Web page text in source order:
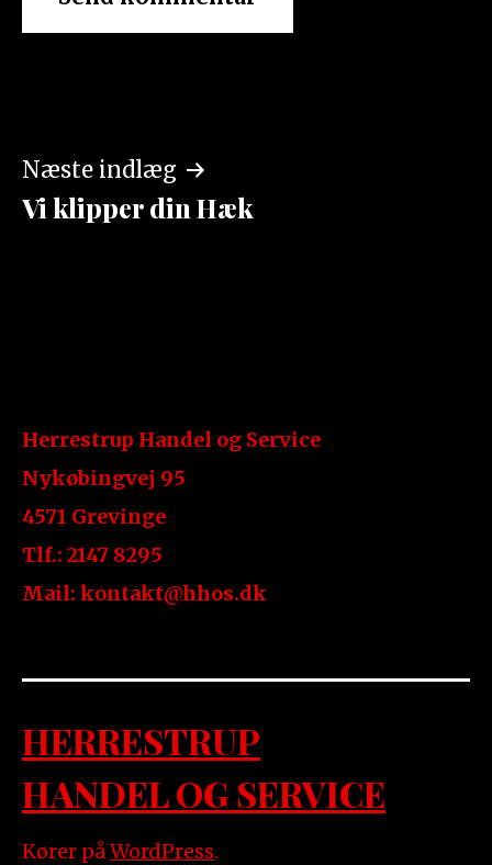
Indlægsnavigation
Næste indlæg
Vi klipper din Hæk
Herrestrup Handel og Service
Nykøbingvej 95
4571 Grevinge
Tlf.: 2147 8295
Mail: kontakt@hhos.dk
HERRESTRUP
HANDEL OG SERVICE
Kører påWordPress.